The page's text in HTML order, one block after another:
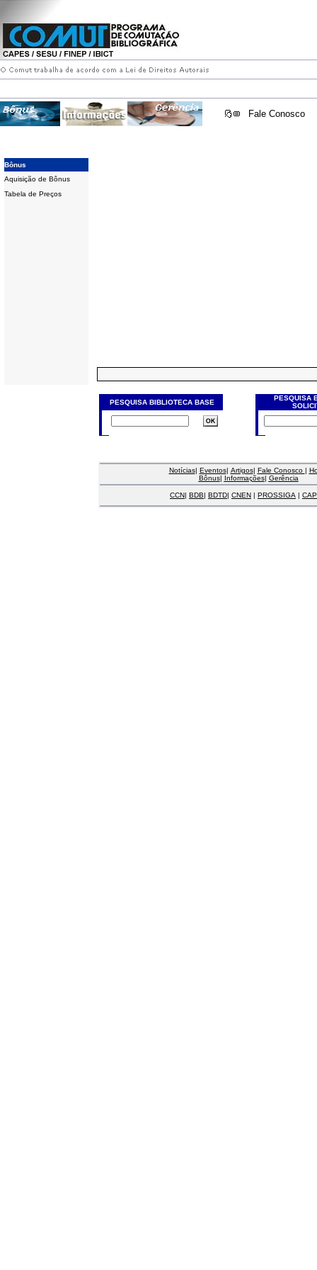
Fale Conosco
Bônus
Aquisição de Bônus
Tabela de Preços
PESQUISA BIBLIOTECA BASE
PESQUISA
Notícias| Eventos| Artigos| Fale Conosco |
Bônus| Informações| Gerência
CCN| BDB| BDTD| CNEN | PROSSIGA |